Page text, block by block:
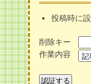
投稿時に
削除キー
作業内容